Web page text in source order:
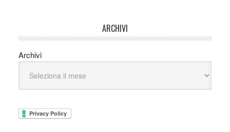
ARCHIVI
Archivi